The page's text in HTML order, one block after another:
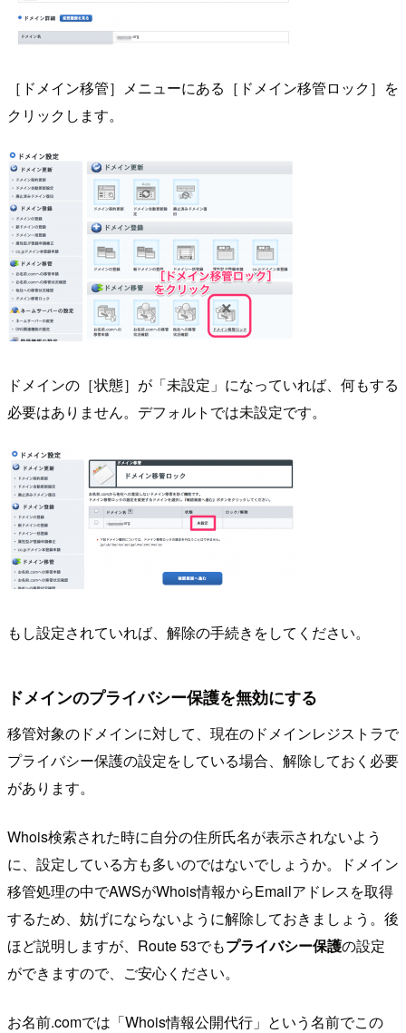
［ドメイン移管］メニューにある［ドメイン移管ロック］を
クリックします。
ドメインの［状態］が「未設定」になっていれば、何もする
必要はありません。デフォルトでは未設定です。
もし設定されていれば、解除の手続きをしてください。
ドメインのプライバシー保護を無効にする
移管対象のドメインに対して、現在のドメインレジストラで
プライバシー保護の設定をしている場合、解除しておく必要
があります。
Whois検索された時に自分の住所氏名が表示されないよう
に、設定している方も多いのではないでしょうか。ドメイン
移管処理の中でAWSがWhois情報からEmailアドレスを取得
するため、妨げにならないように解除しておきましょう。後
ほど説明しますが、Route 53でもプライバシー保護の設定
ができますので、ご安心ください。
お名前.comでは「Whois情報公開代行」という名前でこの